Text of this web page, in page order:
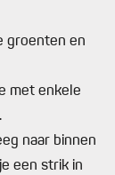
groenten en
met enkele
naar binnen
een strik in